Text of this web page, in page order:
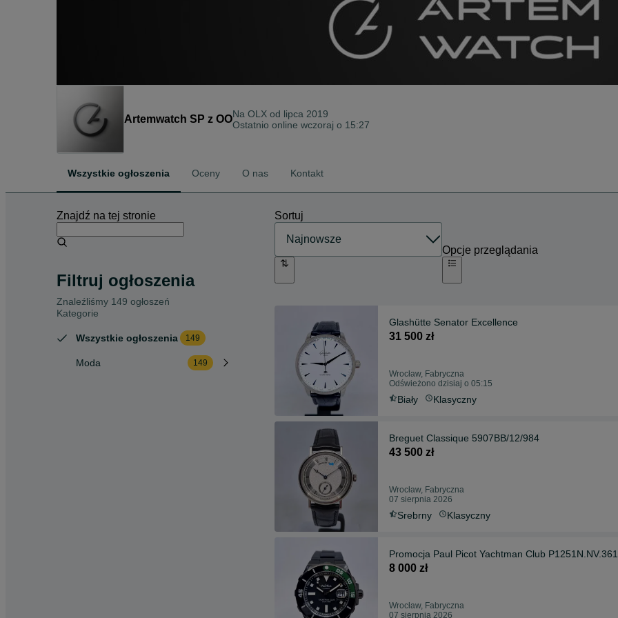
Artemwatch SP z OONa OLX od lipca 2019
Ostatnio online wczoraj o 15:27
Wszystkie ogłoszenia Oceny O nas Kontakt
Znajdź na tej stronie
Filtruj ogłoszenia
Znaleźliśmy 149 ogłoszeń
Kategorie
Wszystkie ogłoszenia 149
Moda 149
Sortuj
Opcje przeglądania
Glashütte Senator Excellence
31 500 zł
Wrocław, Fabryczna
Odświeżono dzisiaj o 05:15
Biały Klasyczny
Breguet Classique 5907BB/12/984
43 500 zł
Wrocław, Fabryczna
07 sierpnia 2026
Srebrny Klasyczny
Promocja Paul Picot Yachtman Club
8 000 zł
Wrocław, Fabryczna
07 sierpnia 2026